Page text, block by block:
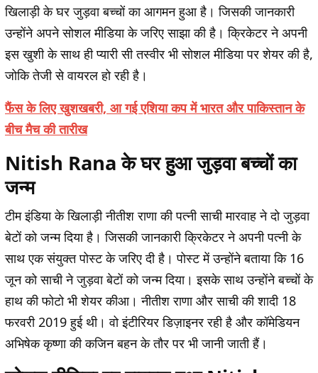
खिलाड़ी के घर जुड़वा बच्चों का आगमन हुआ है। जिसकी जानकारी
उन्होंने अपने सोशल मीडिया के जरिए साझा की है। क्रिकेटर ने अपनी
इस खुशी के साथ ही प्यारी सी तस्वीर भी सोशल मीडिया पर शेयर की है,
जोकि तेजी से वायरल हो रही है।
फैंस के लिए खुशखबरी, आ गई एशिया कप में भारत और पाकिस्तान के
बीच मैच की तारीख
Nitish Rana के घर हुआ जुड़वा बच्चों का
जन्म
टीम इंडिया के खिलाड़ी नीतीश राणा की पत्नी साची मारवाह ने दो जुड़वा
बेटों को जन्म दिया है। जिसकी जानकारी क्रिकेटर ने अपनी पत्नी के
साथ एक संयुक्त पोस्ट के जरिए दी है। पोस्ट में उन्होंने बताया कि 16
जून को साची ने जुड़वा बेटों को जन्म दिया। इसके साथ उन्होंने बच्चों के
हाथ की फोटो भी शेयर कीआ। नीतीश राणा और साची की शादी 18
फरवरी 2019 हुई थी। वो इंटीरियर डिज़ाइनर रही है और कॉमेडियन
अभिषेक कृष्णा की कजिन बहन के तौर पर भी जानी जाती हैं।